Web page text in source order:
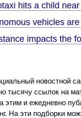
hits a child
vehicles
impacts the
новостной
тысячу ссылок на
этим и ежедневно
На эти подборки